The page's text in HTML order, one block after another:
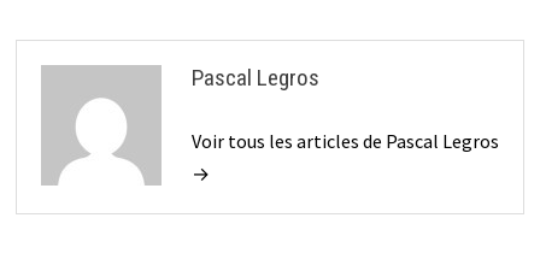
Pascal Legros
Voir tous les articles de Pascal Legros
→